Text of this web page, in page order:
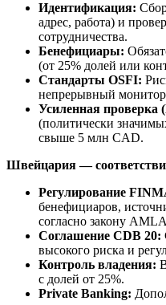
Идентификация:
адрес, работа) и
сотрудничества.
Бенефициары:
(от 25% долей или
Стандарты OSFI:
непрерывный
Усиленная проверка
(политически
свыше 5 млн CAD.
Швейцария —
Регулирование
бенефициаров,
согласно закону
Соглашение CDB 20:
высокого риска и
Контроль владения:
с долей от 25%.
Private Banking: